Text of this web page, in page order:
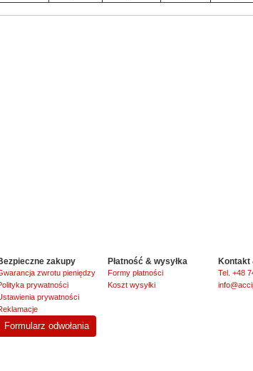
zakupy
zwrotu pieniędzy
prywatności
prywatności
Formularz odwołania
Płatność & wysyłka
Formy płatności
Koszt wysyłki
Kontakt
Tel. +48